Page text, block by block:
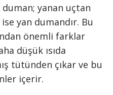
yanan uçtan
ise yan dumandır. Bu
önemli farklar
düşük ısıda
tütünden çıkar ve bu
içerir.